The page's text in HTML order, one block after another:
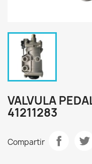
VALVULA
41211283
Compartir